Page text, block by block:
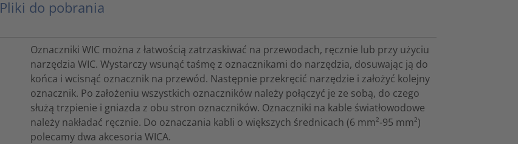
Pliki do pobrania
Oznaczniki WIC można z łatwością zatrzaskiwać na przewodach, ręcznie lub przy użyciu
narzędzia WIC. Wystarczy wsunąć taśmę z oznacznikami do narzędzia, dosuwając ją do
końca i wcisnąć oznacznik na przewód. Następnie przekręcić narzędzie i założyć kolejny
oznacznik. Po założeniu wszystkich oznaczników należy połączyć je ze sobą, do czego
służą trzpienie i gniazda z obu stron oznaczników. Oznaczniki na kable światłowodowe
należy nakładać ręcznie. Do oznaczania kabli o większych średnicach (6 mm²-95 mm²)
polecamy dwa akcesoria WICA.